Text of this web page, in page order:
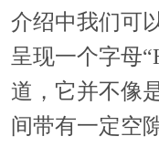
介绍中我们可
呈现一个字母
道，它并不像
间带有一定空